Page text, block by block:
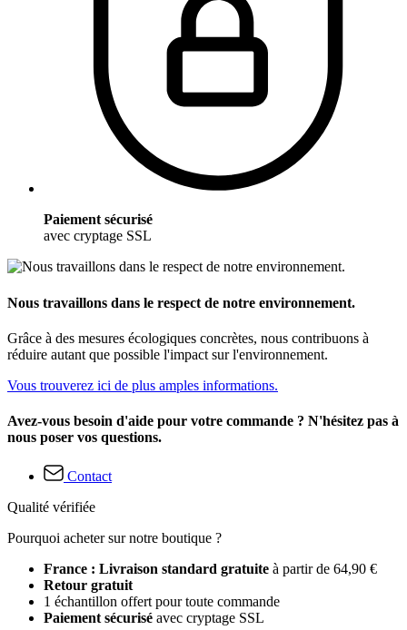
Paiement sécurisé
avec cryptage SSL
Nous travaillons dans le respect de notre environnement.
Grâce à des mesures écologiques concrètes, nous contribuons à
réduire autant que possible l'impact sur l'environnement.
Vous trouverez ici de plus amples informations.
Avez-vous besoin d'aide pour votre commande ? N'hésitez pas à
nous poser vos questions.
Contact
Qualité vérifiée
Pourquoi acheter sur notre boutique ?
France : Livraison standard gratuite à partir de 64,90 €
Retour gratuit
1 échantillon offert pour toute commande
Paiement sécurisé avec cryptage SSL